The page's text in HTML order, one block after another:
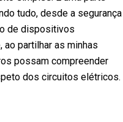
tudo, desde a segurança
de dispositivos
partilhar as minhas
possam compreender
dos circuitos elétricos.